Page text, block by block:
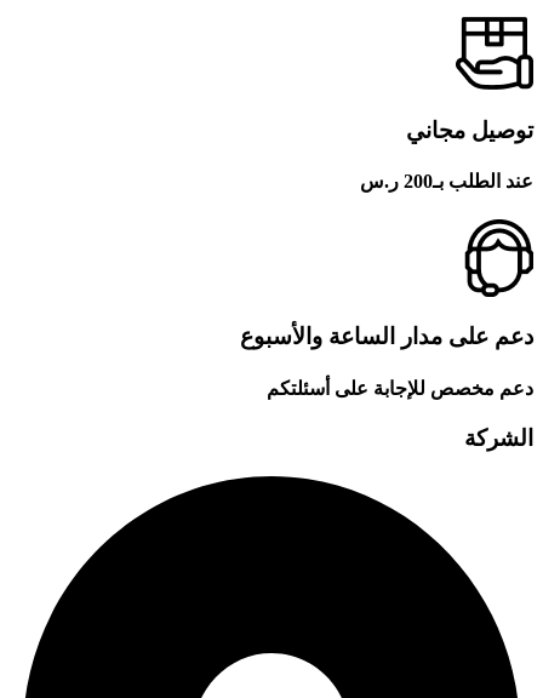
توصيل مجاني
عند الطلب بـ200 ر.س
دعم على مدار الساعة والأسبوع
دعم مخصص للإجابة على أسئلتكم
الشركة